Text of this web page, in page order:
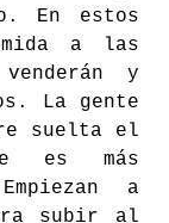
En estos
a las
y
La gente
suelta el
es más
a
subir al